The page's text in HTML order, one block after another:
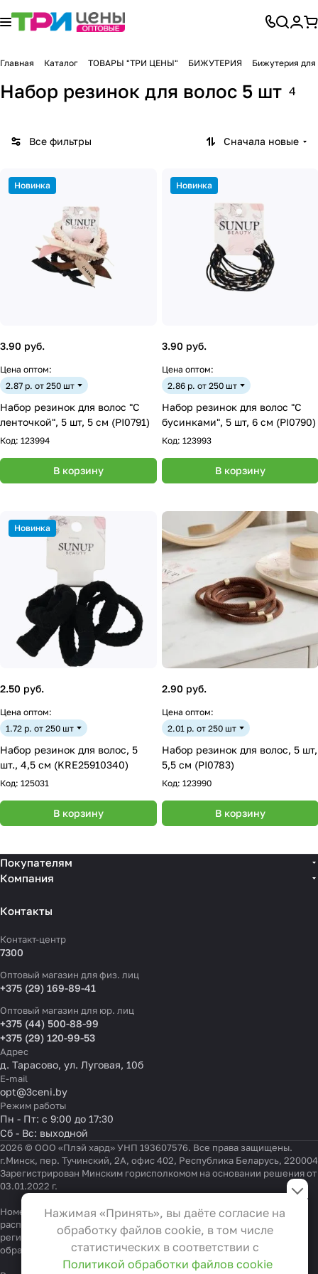
Главная Каталог ТОВАРЫ "ТРИ ЦЕНЫ" БИЖУТЕРИЯ Бижутерия для
Набор резинок для волос 5 шт 4
Все фильтры Сначала новые
Новинка
3.90 руб.
Цена оптом:
2.87 р. от 250 шт
Набор резинок для волос "С
ленточкой", 5 шт, 5 см (PI0791)
Код: 123994
В корзину
Новинка
3.90 руб.
Цена оптом:
2.86 р. от 250 шт
Набор резинок для волос "С
бусинками", 5 шт, 6 см (PI0790)
Код: 123993
В корзину
Новинка
2.50 руб.
Цена оптом:
1.72 р. от 250 шт
Набор резинок для волос, 5
шт., 4,5 см (KRE25910340)
Код: 125031
В корзину
2.90 руб.
Цена оптом:
2.01 р. от 250 шт
Набор резинок для волос, 5 шт,
5,5 см (PI0783)
Код: 123990
В корзину
Покупателям
Компания
Контакты
Контакт-центр
7300
Оптовый магазин для физ. лиц
+375 (29) 169-89-41
Оптовый магазин для юр. лиц
+375 (44) 500-88-99
+375 (29) 120-99-53
Адрес
д. Тарасово, ул. Луговая, 10б
E-mail
opt@3ceni.by
Режим работы
Пн - Пт: с 9:00 до 17:30
Сб - Вс: выходной
2026 © ООО «Плэй хард» УНП 193607576. Все права защищены.
г.Минск, пер. Тучинский, 2А, офис 402, Республика Беларусь, 220004
Зарегистрирован Минским горисполкомом на основании решения от
03.01.2022 г.
Номер телефона работников местных исполнительных и
распорядительных органов по месту государственной
регистрации ООО «Плэй хард», уполномоченных рассматривать
обращения покупателей:+375 17 323-41-58,+375 17 370-30-64
Настройки файлов cookie
Функциональные
Эти файлы необходимы для
функционирования сайта и не
могут быть отключены в наших
Нажимая «Принять», вы даёте согласие на
обработку файлов cookie, в том числе
статистических в соответствии с
Политикой обработки файлов cookie